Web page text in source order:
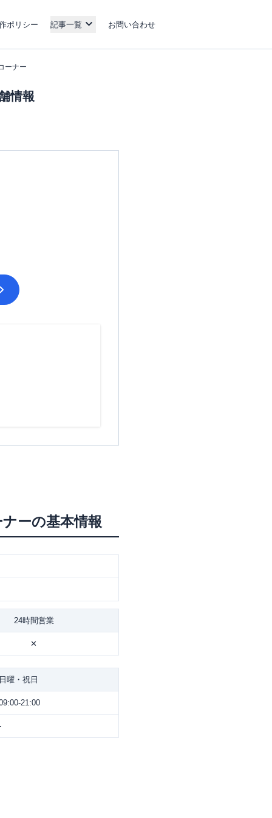
ポリシー 記事一覧 お問い合わせ
ーナー
情報
ナーの基本情報
24時間営業
✕
日曜・祝日
21:00